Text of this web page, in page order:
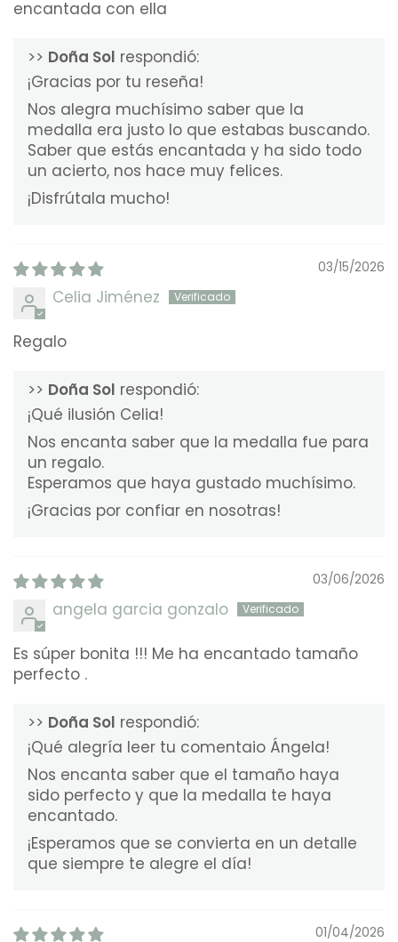
encantada con ella
>> Doña Sol respondió:
¡Gracias por tu reseña!
Nos alegra muchísimo saber que la
medalla era justo lo que estabas buscando.
Saber que estás encantada y ha sido todo
un acierto, nos hace muy felices.
¡Disfrútala mucho!
03/15/2026
Celia Jiménez
Regalo
>> Doña Sol respondió:
¡Qué ilusión Celia!
Nos encanta saber que la medalla fue para
un regalo.
Esperamos que haya gustado muchísimo.
¡Gracias por confiar en nosotras!
03/06/2026
angela garcia gonzalo
Es súper bonita !!! Me ha encantado tamaño
perfecto .
>> Doña Sol respondió:
¡Qué alegría leer tu comentaio Ángela!
Nos encanta saber que el tamaño haya
sido perfecto y que la medalla te haya
encantado.
¡Esperamos que se convierta en un detalle
que siempre te alegre el día!
01/04/2026